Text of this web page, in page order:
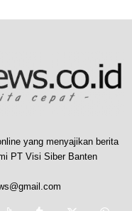
yang menyajikan berita
PT Visi Siber Banten